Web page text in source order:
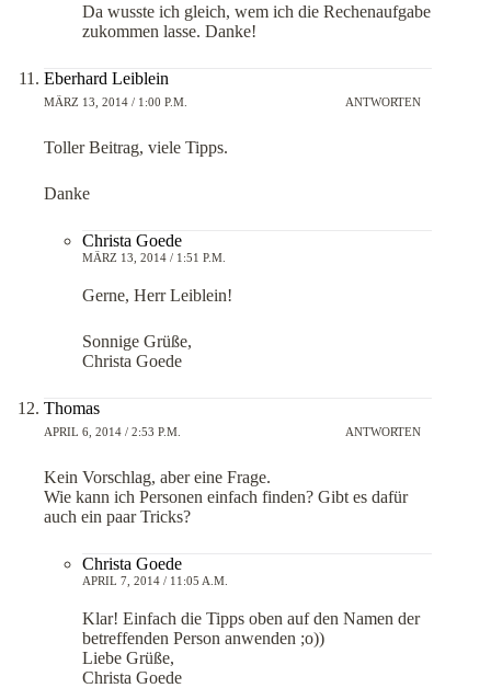
Da wusste ich gleich, wem ich die Rechenaufgabe
zukommen lasse. Danke!
Eberhard Leiblein
MÄRZ 13, 2014 / 1:00 P.M. ANTWORTEN
Toller Beitrag, viele Tipps.
Danke
Christa Goede
MÄRZ 13, 2014 / 1:51 P.M.
Gerne, Herr Leiblein!
Sonnige Grüße,
Christa Goede
Thomas
APRIL 6, 2014 / 2:53 P.M. ANTWORTEN
Kein Vorschlag, aber eine Frage.
Wie kann ich Personen einfach finden? Gibt es dafür
auch ein paar Tricks?
Christa Goede
APRIL 7, 2014 / 11:05 A.M.
Klar! Einfach die Tipps oben auf den Namen der
betreffenden Person anwenden ;o))
Liebe Grüße,
Christa Goede